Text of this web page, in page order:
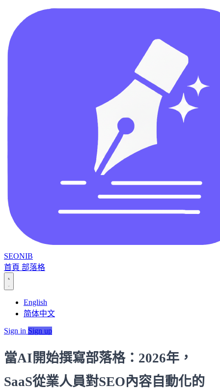
SEONIB
首頁 部落格
English
简体中文
Sign in Sign up
當AI開始撰寫部落格：2026年，
SaaS從業人員對SEO內容自動化的